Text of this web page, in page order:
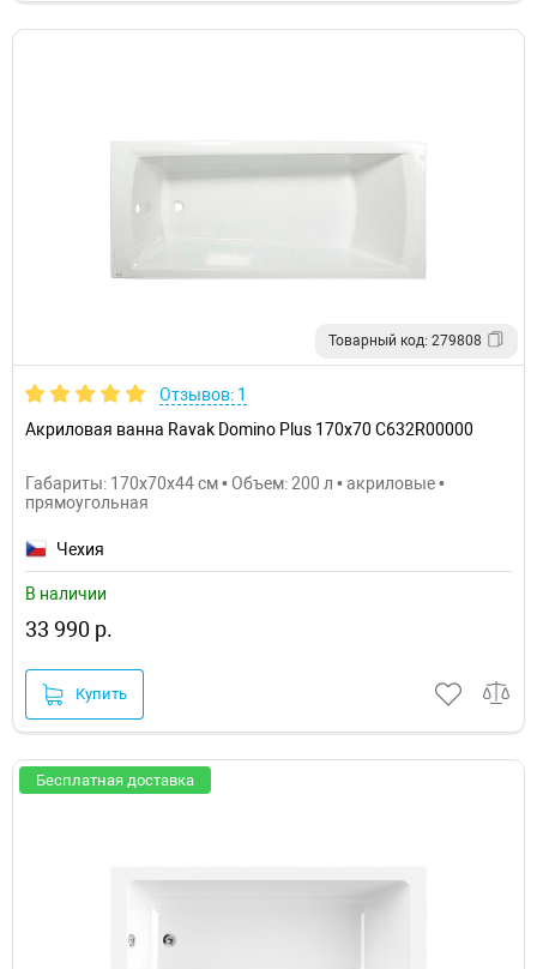
Товарный код: 279808
Отзывов: 1
Акриловая ванна Ravak Domino Plus 170x70 C632R00000
Габариты: 170x70x44 см • Объем: 200 л • акриловые •
прямоугольная
Чехия
В наличии
33 990 р.
Купить
Бесплатная доставка